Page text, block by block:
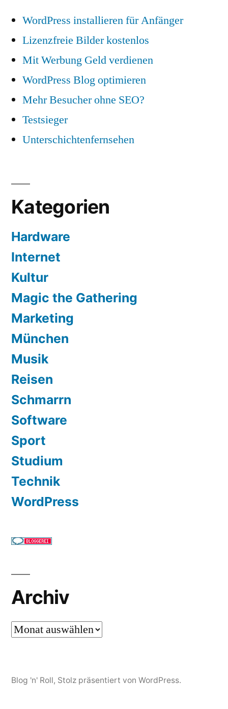
WordPress installieren für Anfänger
Lizenzfreie Bilder kostenlos
Mit Werbung Geld verdienen
WordPress Blog optimieren
Mehr Besucher ohne SEO?
Testsieger
Unterschichtenfernsehen
Kategorien
Hardware
Internet
Kultur
Magic the Gathering
Marketing
München
Musik
Reisen
Schmarrn
Software
Sport
Studium
Technik
WordPress
Archiv
Archiv
Blog 'n' Roll, Stolz präsentiert von WordPress.